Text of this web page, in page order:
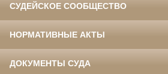
СУДЕЙСКОЕ СООБЩЕСТВО
НОРМАТИВНЫЕ АКТЫ
ДОКУМЕНТЫ СУДА